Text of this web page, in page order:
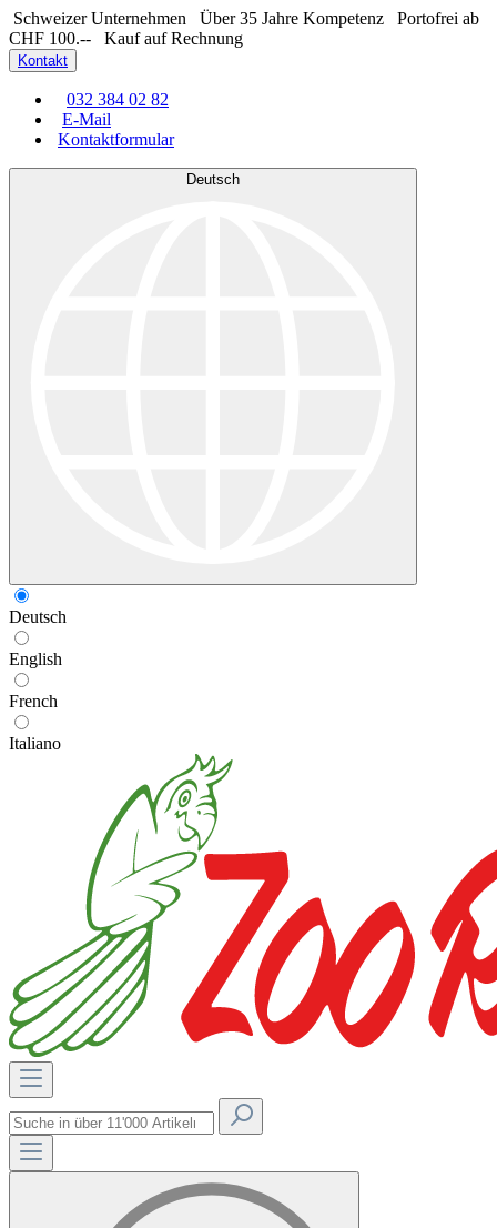
Schweizer Unternehmen Über 35 Jahre Kompetenz
Portofrei ab
CHF 100.--
Kauf auf Rechnung
Kontakt
032 384 02 82
E-Mail
Kontaktformular
Deutsch
Deutsch
English
French
Italiano